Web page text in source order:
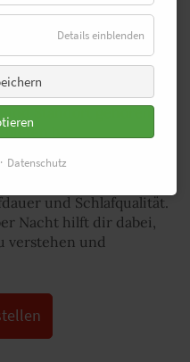
Selbstverständlichkeit.
Verfolgung von
Standort gehören
hat.
Die Funktionen
geben dir
und Schlafqualität.
Nacht hilft dir dabei,
verstehen und
Details einblenden
Datenschutz